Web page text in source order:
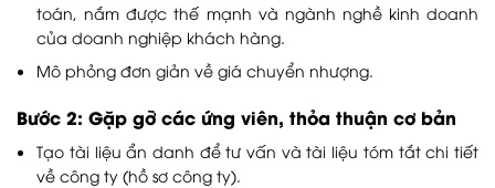
toán, nắm được thế mạnh và ngành nghề kinh doanh
của doanh nghiệp khách hàng.
Mô phỏng đơn giản về giá chuyển nhượng.
Bước 2: Gặp gỡ các ứng viên, thỏa thuận cơ bản
Tạo tài liệu ẩn danh để tư vấn và tài liệu tóm tắt chi tiết
về công ty (hồ sơ công ty).